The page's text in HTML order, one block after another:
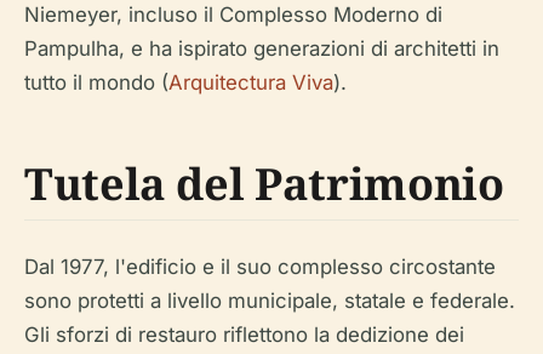
Niemeyer, incluso il Complesso Moderno di
Pampulha, e ha ispirato generazioni di architetti in
tutto il mondo (Arquitectura Viva).
Tutela del Patrimonio
Dal 1977, l'edificio e il suo complesso circostante
sono protetti a livello municipale, statale e federale.
Gli sforzi di restauro riflettono la dedizione dei